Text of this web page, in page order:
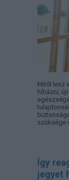
Mitől lesz
hibázni,
szüksége
Így
jegyet